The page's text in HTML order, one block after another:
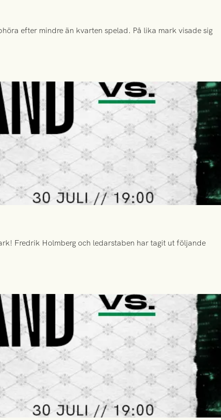
efter mindre än kvarten spelad. På lika mark visade sig
Fredrik Holmberg och ledarstaben har tagit ut följande